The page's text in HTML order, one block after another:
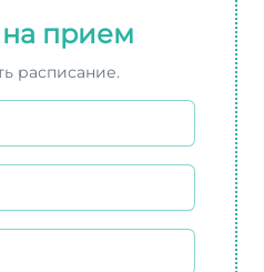
на прием
расписание.